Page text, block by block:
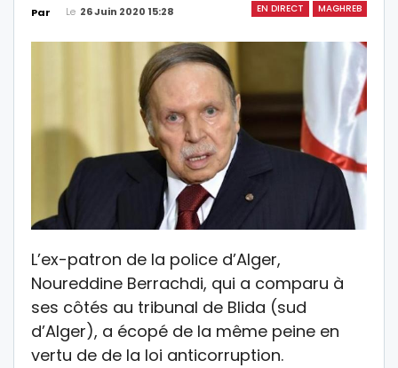
EN DIRECT MAGHREB
Par Le 26 Juin 2020 15:28
L’ex-patron de la police d’Alger,
Noureddine Berrachdi, qui a comparu à
ses côtés au tribunal de Blida (sud
d’Alger), a écopé de la même peine en
vertu de de la loi anticorruption.